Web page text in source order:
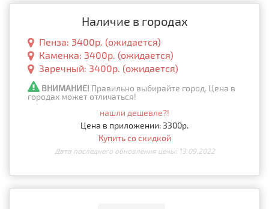
Наличие в городах
Пенза: 3400р. (ожидается)
Каменка: 3400р. (ожидается)
Заречный: 3400р. (ожидается)
ВНИМАНИЕ! Правильно выбирайте город. Цена в
городах может отличаться!
нашли дешевле?!
Цена в приложении: 3300р.
Купить со скидкой
Дата последнего обновления цены: 13.09.2022